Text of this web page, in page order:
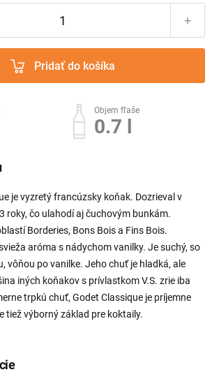
+
Pridať do košíka
Objem fľaše
0.7 l
je vyzretý francúzsky koňak. Dozrieval v
roky, čo ulahodí aj čuchovým bunkám.
Borderies, Bons Bois a Fins Bois.
aróma s nádychom vanilky. Je suchý, so
vôňou po vanilke. Jeho chuť je hladká, ale
iných koňakov s prívlastkom V.S. zrie iba
trpkú chuť, Godet Classique je príjemne
tiež výborný základ pre koktaily.